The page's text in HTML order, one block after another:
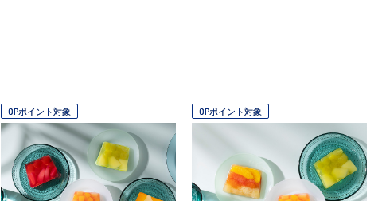
OPポイント対象 OPポイント対象